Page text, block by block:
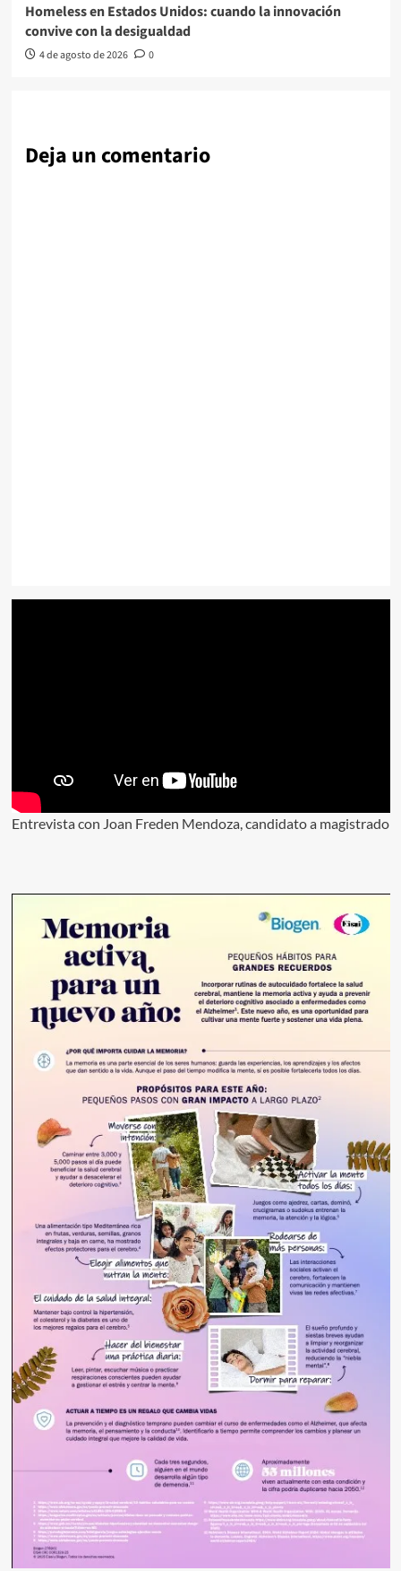
Homeless en Estados Unidos: cuando la innovación
convive con la desigualdad
4 de agosto de 2026 0
Deja un comentario
Entrevista con Joan Freden Mendoza, candidato a magistrado